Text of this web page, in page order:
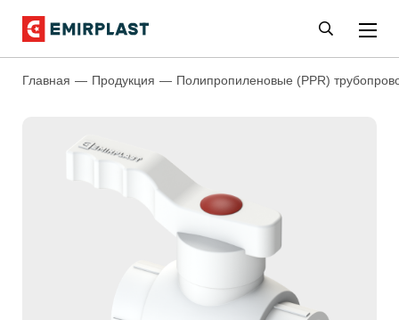
Главная Продукция Полипропиленовые (PPR)